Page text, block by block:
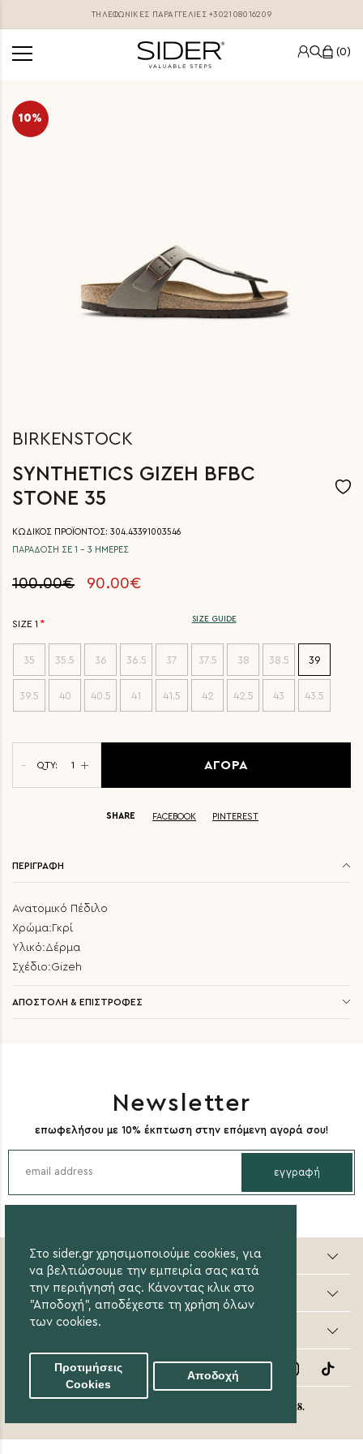
Στο sider.gr χρησιμοποιούμε cookies, για
να βελτιώσουμε την εμπειρία σας κατά
την περιήγησή σας. Κάνοντας κλικ στο
"Αποδοχή", αποδέχεστε τη χρήση όλων
των cookies.
Προτιμήσεις
Cookies
Αποδοχή
ΤΗΛΕΦΩΝΙΚΕΣ ΠΑΡΑΓΓΕΛΊΕΣ+302108016209
0
10%
BIRKENSTOCK
SYNTHETICS GIZEH BFBC
STONE 35
ΚΩΔΙΚΟΣ ΠΡΟΪΟΝΤΟΣ: 304.43391003546
ΠΑΡΑΔΟΣΗ ΣΕ 1 - 3 ΗΜΕΡΕΣ
100.00€ 90.00€
SIZE 1
35 35.5 36 36.5 37 37.5 38 38.5 39
39.5 40 40.5 41 41.5 42 42.5 43 43.5
SIZE GUIDE
QTY: ΑΓΟΡΑ
SHARE FACEBOOK PINTEREST
ΠΕΡΙΓΡΑΦΗ
Ανατομικό Πέδιλο
Χρώμα:Γκρί
Υλικό:Δέρμα
Σχέδιο:Gizeh
ΑΠΟΣΤΟΛΗ & ΕΠΙΣΤΡΟΦΕΣ
Newsletter
επωφελήσου με 10% έκπτωση στην επόμενη αγορά σου!
εγγραφή
Sider valuable steps
Online Αγορές
Οι Αγορές μου
Follow Us
eight8.